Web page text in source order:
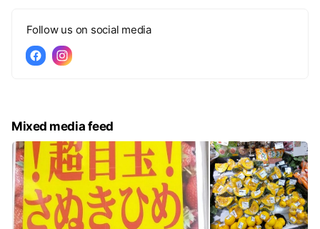
Follow us on social media
Mixed media feed